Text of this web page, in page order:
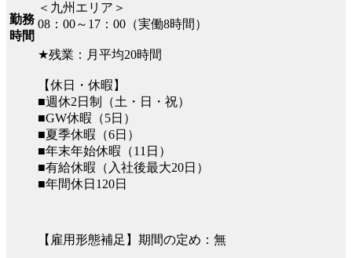
勤務
時間
＜九州エリア＞
08：00～17：00（実働8時間）
★残業：月平均20時間
【休日・休暇】
■週休2日制（土・日・祝）
■GW休暇（5日）
■夏季休暇（6日）
■年末年始休暇（11日）
■有給休暇（入社後最大20日）
■年間休日120日
【雇用形態補足】期間の定め：無